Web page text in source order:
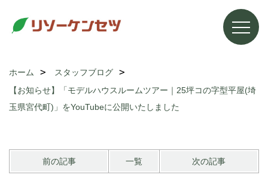
ホーム
スタッフブログ
【お知らせ】「モデルハウスルームツアー｜25坪コの字型平屋(埼
玉県宮代町)」をYouTubeに公開いたしました
前の記事 一覧 次の記事